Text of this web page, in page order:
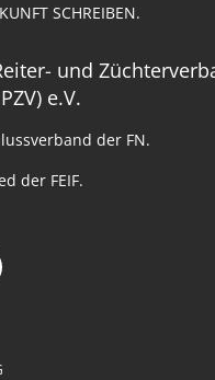
SCHREIBEN.
und
e.V.
der FN.
der FEIF.